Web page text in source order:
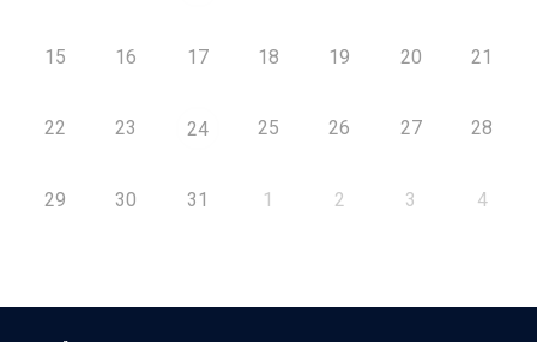
15 16 17 18 19 20 21
22 23 24 25 26 27 28
29 30 31 1 2 3 4